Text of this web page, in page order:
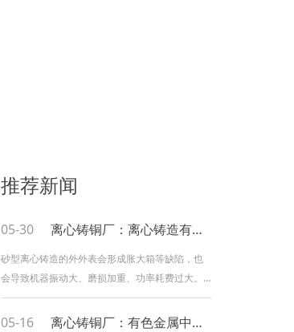
推荐新闻
05-30 离心铸铜厂：离心铸造有哪些缺陷
砂型离心铸造的外外表会形成胀大箱等缺陷，也
会导致机器振动大、磨损加重、功率耗费过大。
因而，结晶器速度的挑选原则应是在保证铸件质
量的前提下挑选一个较小的值。浇注体系在离心
05-16 离心铸铜厂：有色金属中的锡与其伴生物